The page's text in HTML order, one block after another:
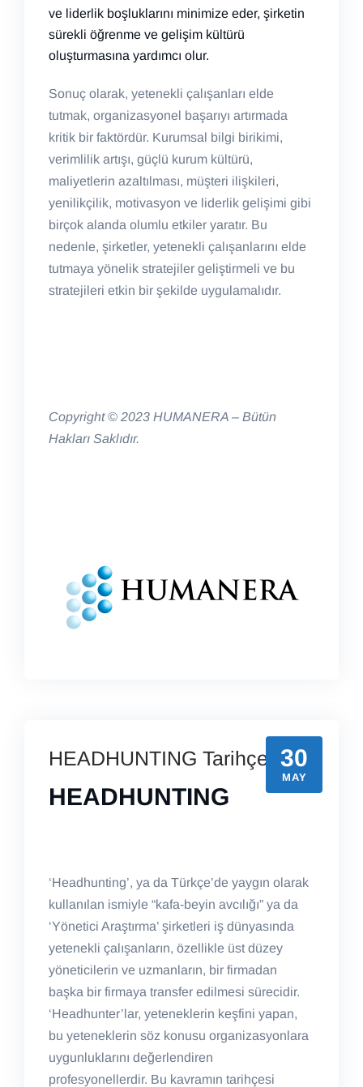
ve liderlik boşluklarını minimize eder, şirketin
sürekli öğrenme ve gelişim kültürü
oluşturmasına yardımcı olur.
Sonuç olarak, yetenekli çalışanları elde
tutmak, organizasyonel başarıyı artırmada
kritik bir faktördür. Kurumsal bilgi birikimi,
verimlilik artışı, güçlü kurum kültürü,
maliyetlerin azaltılması, müşteri ilişkileri,
yenilikçilik, motivasyon ve liderlik gelişimi gibi
birçok alanda olumlu etkiler yaratır. Bu
nedenle, şirketler, yetenekli çalışanlarını elde
tutmaya yönelik stratejiler geliştirmeli ve bu
stratejileri etkin bir şekilde uygulamalıdır.
Copyright © 2023 HUMANERA – Bütün
Hakları Saklıdır.
30
MAY
HEADHUNTING Tarihçesi
HEADHUNTING
‘Headhunting’, ya da Türkçe’de yaygın olarak
kullanılan ismiyle “kafa-beyin avcılığı” ya da
‘Yönetici Araştırma’ şirketleri iş dünyasında
yetenekli çalışanların, özellikle üst düzey
yöneticilerin ve uzmanların, bir firmadan
başka bir firmaya transfer edilmesi sürecidir.
‘Headhunter’lar, yeteneklerin keşfini yapan,
bu yeteneklerin söz konusu organizasyonlara
uygunluklarını değerlendiren
profesyonellerdir. Bu kavramın tarihçesi